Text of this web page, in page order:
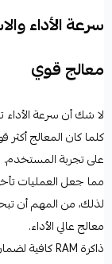
سرعة الأداء
معالج قوي
لا شك أن سرعة الأداء
كلما كان المعالج
على تجربة
مما جعل العمليات
لذلك، من المهم أن
معالج عالي الأداء.
ذاكرة RAM كافية لضمان تعدد المهام.